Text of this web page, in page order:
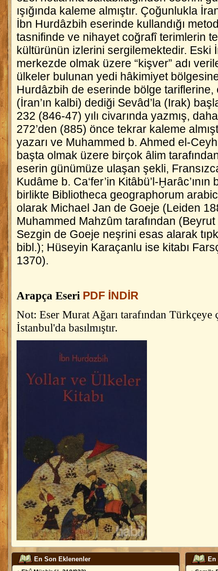
ışığında kaleme almıştır. Çoğunlukla
İbn Hurdâzbih eserinde kullandığı
tasnifinde ve nihayet coğrafî terimlerin
kültürünün izlerini sergilemektedir. Eski
merkezde olmak üzere “kişver” adı
ülkeler bulunan yedi hâkimiyet bölgesine
Hurdâzbih de eserinde bölge tariflerine,
(İran’ın kalbi) dediği Sevâd’la (Irak)
232 (846-47) yılı civarında yazmış,
272’den (885) önce tekrar kaleme
yazarı ve Muhammed b. Ahmed el-
başta olmak üzere birçok âlim
eserin günümüze ulaşan şekli,
Kudâme b. Ca‘fer’in Kitâbü’l-Ḫarâc
birlikte Bibliotheca geographorum
olarak Michael Jan de Goeje (Leiden
Muhammed Mahzûm tarafından
Sezgin de Goeje neşrini esas alarak
bibl.); Hüseyin Karaçanlu ise kitabı
1370).
Arapça Eseri PDF İNDİR
Not: Eser Murat Ağarı tarafından Türkçeye
İstanbul'da basılmıştır.
En Son Eklenenler